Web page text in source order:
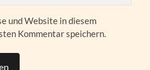
und Website in diesem
Kommentar speichern.